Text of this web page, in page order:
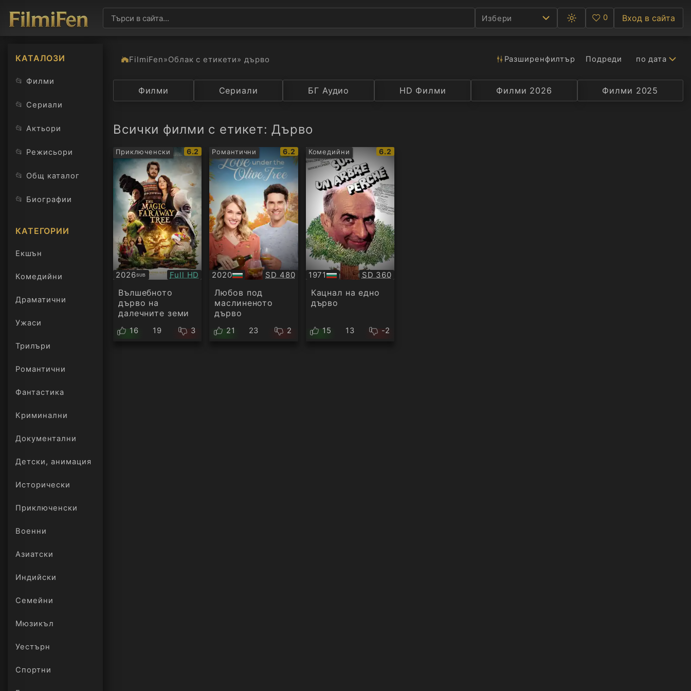
Избери
Превключване
между
светла
Любими
0 Вход в сайта
КАТАЛОЗИ
📂 Филми
📂 Сериали
📂 Актьори
📂 Режисьори
📂 Общ каталог
📂 Биографии
КАТЕГОРИИ
Екшън
Комедийни
Драматични
Ужаси
Трилъри
онлайн
Романтични
Фантастика
Криминални
Документални
Детски, анимация
Исторически
Приключенски
Военни
Азиатски
Индийски
Семейни
Мюзикъл
Уестърн
Спортни
FilmiFen»Облак с етикети» дърво Разширенфилтър Подреди по дата
Категория Държава Рейтинг Селекция Превод Актьор
Филми Сериали БГ Аудио HD Филми Филми 2026 Филми 2025
Всички филми с етикет: Дърво
Приключенски
IMDb
рейтинг:
6.2
2026SUB
Субтитри Качество:
Full HD
Вълшебното
дърво на
далечните земи
16 19 3
Романтични
IMDb
рейтинг:
6.2
2020
БГ
аудио
Качество:
SD 480
Любов под
маслиненото
дърво
21 23 2
Комедийни
IMDb
6.2
1971
БГ
аудио
Качество:
SD 360
Кацнал на едно
дърво
15 13 -2